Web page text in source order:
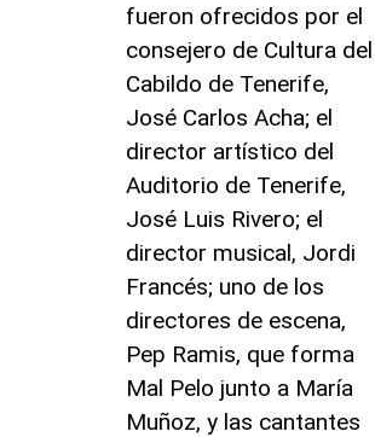
fueron ofrecidos por el
consejero de Cultura del
Cabildo de Tenerife,
José Carlos Acha; el
director artístico del
Auditorio de Tenerife,
José Luis Rivero; el
director musical, Jordi
Francés; uno de los
directores de escena,
Pep Ramis, que forma
Mal Pelo junto a María
Muñoz, y las cantantes